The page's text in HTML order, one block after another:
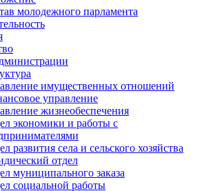
молодежного парламента
имущественных отношений
управление
жизнеобеспечения
экономики и работы с
развития села и сельского хозяйства
отдел
муниципального заказа
социальной работы